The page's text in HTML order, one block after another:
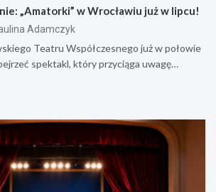
„Amatorki” w Wrocławiu już w lipcu!
Adamczyk
Teatru Współczesnego już w połowie
spektakl, który przyciąga uwagę…